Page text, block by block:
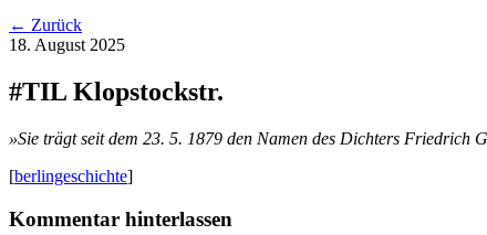
← Zurück
18. August 2025
#TIL Klopstockstr.
»Sie trägt seit dem 23. 5. 1879 den Namen des Dichters Friedrich
[berlingeschichte]
Kommentar hinterlassen